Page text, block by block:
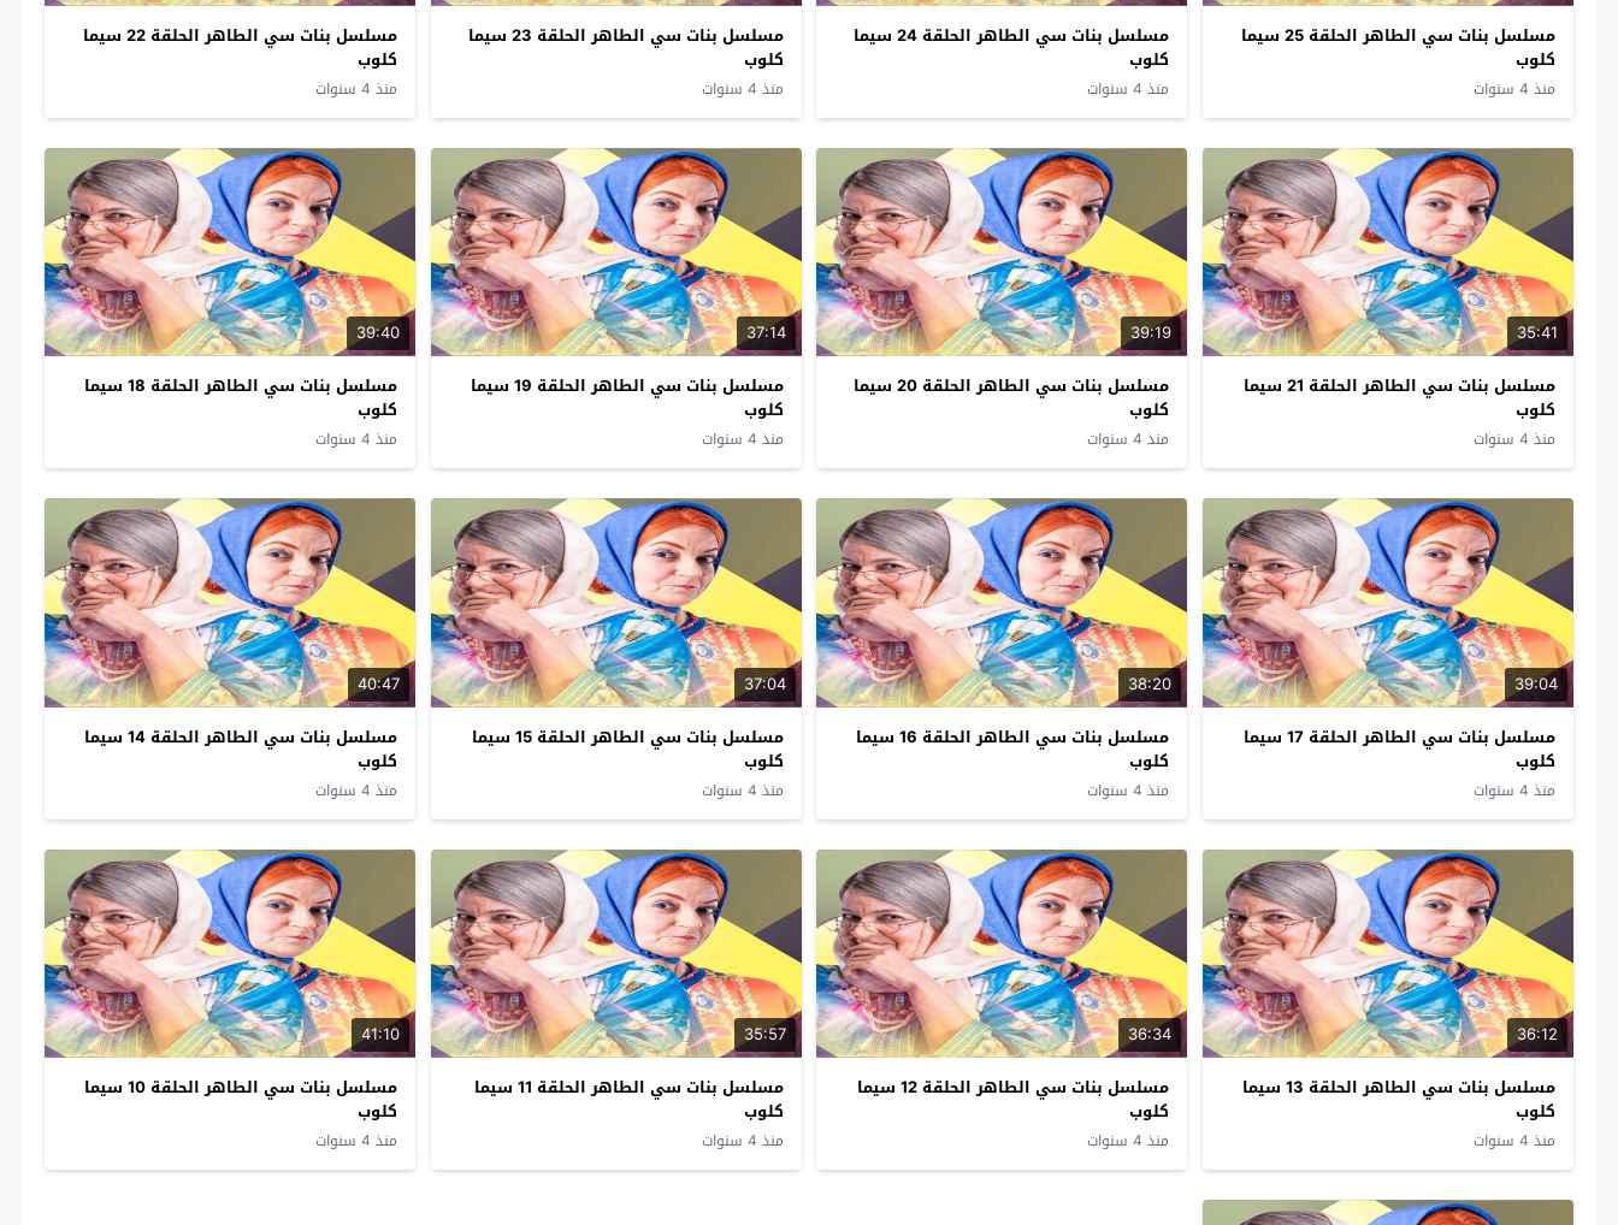
مسلسل بنات سي الطاهر الحلقة 25 سيما
كلوب
منذ 4 سنوات
مسلسل بنات سي الطاهر الحلقة 24 سيما
كلوب
منذ 4 سنوات
مسلسل بنات سي الطاهر الحلقة 23 سيما
كلوب
منذ 4 سنوات
مسلسل بنات سي الطاهر الحلقة 22 سيما
كلوب
منذ 4 سنوات
35:41
مسلسل بنات سي الطاهر الحلقة 21 سيما
كلوب
منذ 4 سنوات
39:19
مسلسل بنات سي الطاهر الحلقة 20 سيما
كلوب
منذ 4 سنوات
37:14
مسلسل بنات سي الطاهر الحلقة 19 سيما
كلوب
منذ 4 سنوات
39:40
مسلسل بنات سي الطاهر الحلقة 18 سيما
كلوب
منذ 4 سنوات
39:04
مسلسل بنات سي الطاهر الحلقة 17 سيما
كلوب
منذ 4 سنوات
38:20
مسلسل بنات سي الطاهر الحلقة 16 سيما
كلوب
منذ 4 سنوات
37:04
مسلسل بنات سي الطاهر الحلقة 15 سيما
كلوب
منذ 4 سنوات
40:47
مسلسل بنات سي الطاهر الحلقة 14 سيما
كلوب
منذ 4 سنوات
36:12
مسلسل بنات سي الطاهر الحلقة 13 سيما
كلوب
منذ 4 سنوات
36:34
مسلسل بنات سي الطاهر الحلقة 12 سيما
كلوب
منذ 4 سنوات
35:57
مسلسل بنات سي الطاهر الحلقة 11 سيما
كلوب
منذ 4 سنوات
41:10
مسلسل بنات سي الطاهر الحلقة 10 سيما
كلوب
منذ 4 سنوات